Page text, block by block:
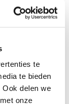
te
te bieden
delen we
onze